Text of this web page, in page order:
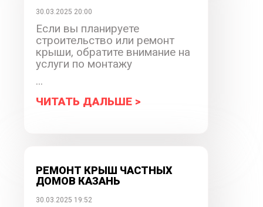
30.03.2025 20:00
Если вы планируете
строительство или ремонт
крыши, обратите внимание на
услуги по монтажу
...
ЧИТАТЬ ДАЛЬШЕ >
РЕМОНТ КРЫШ ЧАСТНЫХ
ДОМОВ КАЗАНЬ
30.03.2025 19:52